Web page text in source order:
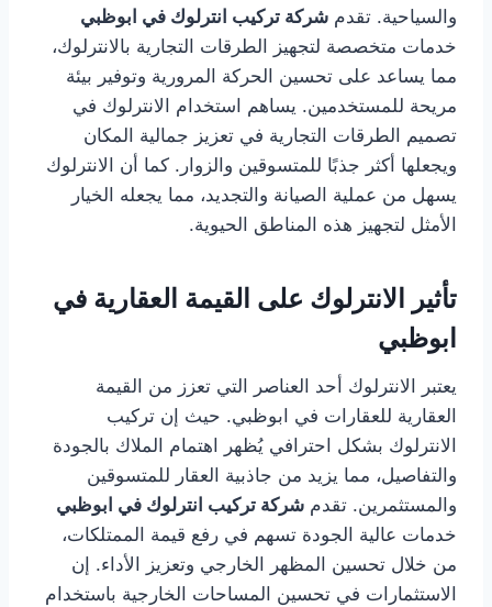
والسياحية. تقدم شركة تركيب انترلوك في ابوظبي
خدمات متخصصة لتجهيز الطرقات التجارية بالانترلوك،
مما يساعد على تحسين الحركة المرورية وتوفير بيئة
مريحة للمستخدمين. يساهم استخدام الانترلوك في
تصميم الطرقات التجارية في تعزيز جمالية المكان
ويجعلها أكثر جذبًا للمتسوقين والزوار. كما أن الانترلوك
يسهل من عملية الصيانة والتجديد، مما يجعله الخيار
الأمثل لتجهيز هذه المناطق الحيوية.
تأثير الانترلوك على القيمة العقارية في
ابوظبي
يعتبر الانترلوك أحد العناصر التي تعزز من القيمة
العقارية للعقارات في ابوظبي. حيث إن تركيب
الانترلوك بشكل احترافي يُظهر اهتمام الملاك بالجودة
والتفاصيل، مما يزيد من جاذبية العقار للمتسوقين
والمستثمرين. تقدم شركة تركيب انترلوك في ابوظبي
خدمات عالية الجودة تسهم في رفع قيمة الممتلكات،
من خلال تحسين المظهر الخارجي وتعزيز الأداء. إن
الاستثمارات في تحسين المساحات الخارجية باستخدام